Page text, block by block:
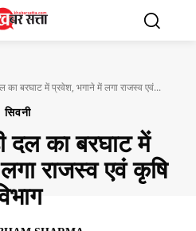
का बरघाट में प्रवेश, भगाने में लगा राजस्व एवं...
सिवनी
दल का बरघाट में
राजस्व एवं कृषि